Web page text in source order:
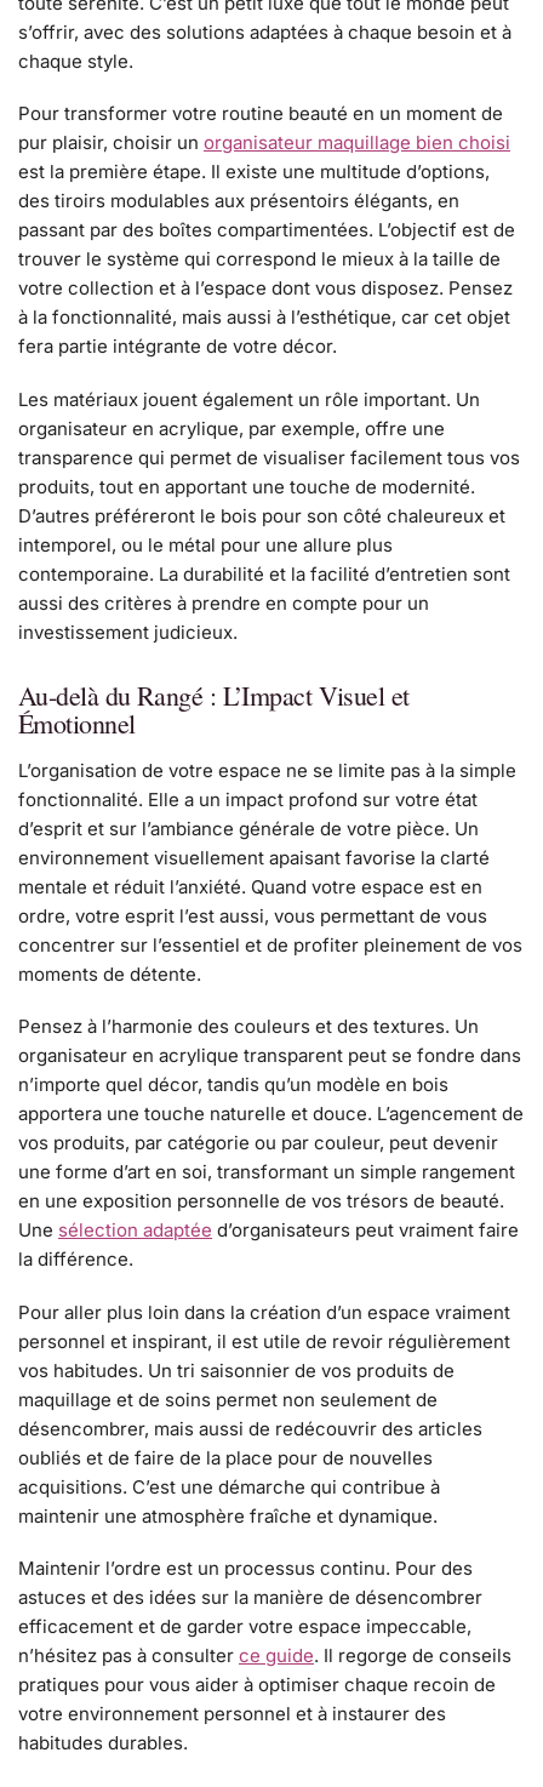
s’offrir, avec des solutions adaptées à chaque besoin et à
chaque style.
Pour transformer votre routine beauté en un moment de
pur plaisir, choisir un organisateur maquillage bien choisi
est la première étape. Il existe une multitude d’options,
des tiroirs modulables aux présentoirs élégants, en
passant par des boîtes compartimentées. L’objectif est de
trouver le système qui correspond le mieux à la taille de
votre collection et à l’espace dont vous disposez. Pensez
à la fonctionnalité, mais aussi à l’esthétique, car cet objet
fera partie intégrante de votre décor.
Les matériaux jouent également un rôle important. Un
organisateur en acrylique, par exemple, offre une
transparence qui permet de visualiser facilement tous vos
produits, tout en apportant une touche de modernité.
D’autres préféreront le bois pour son côté chaleureux et
intemporel, ou le métal pour une allure plus
contemporaine. La durabilité et la facilité d’entretien sont
aussi des critères à prendre en compte pour un
investissement judicieux.
Au-delà du Rangé : L’Impact Visuel et
Émotionnel
L’organisation de votre espace ne se limite pas à la simple
fonctionnalité. Elle a un impact profond sur votre état
d’esprit et sur l’ambiance générale de votre pièce. Un
environnement visuellement apaisant favorise la clarté
mentale et réduit l’anxiété. Quand votre espace est en
ordre, votre esprit l’est aussi, vous permettant de vous
concentrer sur l’essentiel et de profiter pleinement de vos
moments de détente.
Pensez à l’harmonie des couleurs et des textures. Un
organisateur en acrylique transparent peut se fondre dans
n’importe quel décor, tandis qu’un modèle en bois
apportera une touche naturelle et douce. L’agencement de
vos produits, par catégorie ou par couleur, peut devenir
une forme d’art en soi, transformant un simple rangement
en une exposition personnelle de vos trésors de beauté.
Une sélection adaptée d’organisateurs peut vraiment faire
la différence.
Pour aller plus loin dans la création d’un espace vraiment
personnel et inspirant, il est utile de revoir régulièrement
vos habitudes. Un tri saisonnier de vos produits de
maquillage et de soins permet non seulement de
désencombrer, mais aussi de redécouvrir des articles
oubliés et de faire de la place pour de nouvelles
acquisitions. C’est une démarche qui contribue à
maintenir une atmosphère fraîche et dynamique.
Maintenir l’ordre est un processus continu. Pour des
astuces et des idées sur la manière de désencombrer
efficacement et de garder votre espace impeccable,
n’hésitez pas à consulter ce guide. Il regorge de conseils
pratiques pour vous aider à optimiser chaque recoin de
votre environnement personnel et à instaurer des
habitudes durables.